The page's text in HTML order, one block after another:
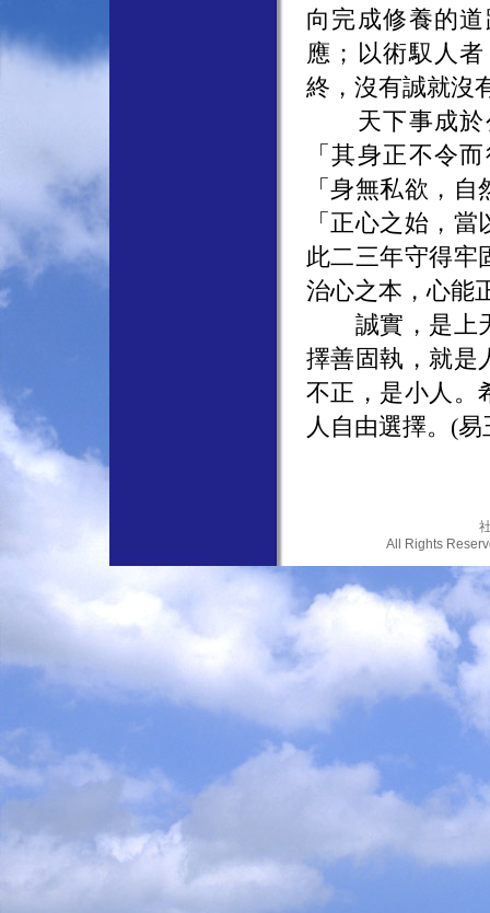
向完成修養的
應；以術馭人
終，沒有誠就沒
天下事成於
「其身正不令
「身無私欲，
「正心之始，
此二三年守得牢
治心之本，心能
誠實，是上天
擇善固執，就是
不正，是小人。
人自由選擇。(易
All Rights